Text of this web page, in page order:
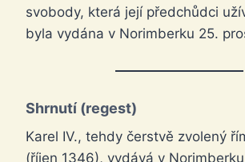
svobody, která její předchůdci
byla vydána v Norimberku 25.
Shrnutí (regest)
Karel IV., tehdy čerstvě zvolený
(říjen 1346), vydává v